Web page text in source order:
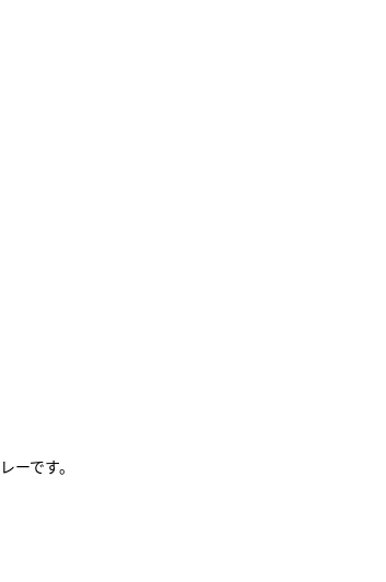
ーです。